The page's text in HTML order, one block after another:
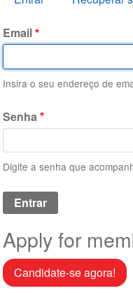
Email
Insira o seu endereço de
Senha
Digite a senha que
Apply for
Candidate-se agora!